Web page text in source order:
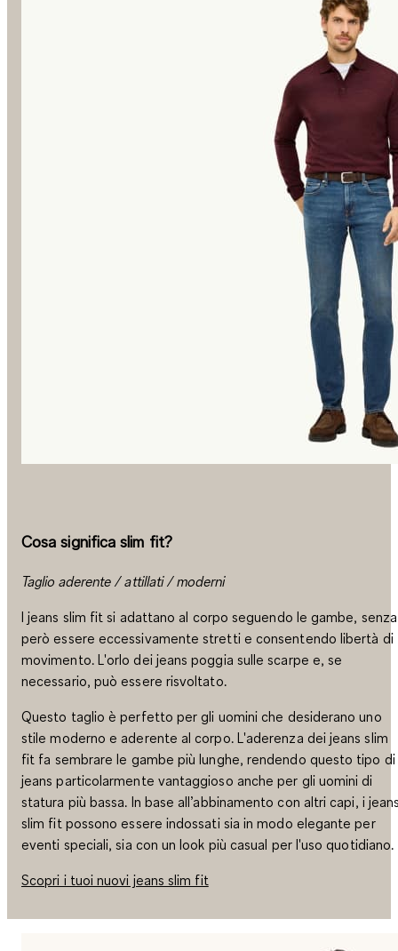
Cosa significa slim fit?
Taglio aderente / attillati / moderni
I jeans slim fit si adattano al corpo seguendo le gambe, senza
però essere eccessivamente stretti e consentendo libertà di
movimento. L'orlo dei jeans poggia sulle scarpe e, se
necessario, può essere risvoltato.
Questo taglio è perfetto per gli uomini che desiderano uno
stile moderno e aderente al corpo. L'aderenza dei jeans slim
fit fa sembrare le gambe più lunghe, rendendo questo tipo di
jeans particolarmente vantaggioso anche per gli uomini di
statura più bassa. In base all’abbinamento con altri capi, i
slim fit possono essere indossati sia in modo elegante per
eventi speciali, sia con un look più casual per l'uso quotidiano.
Scopri i tuoi nuovi jeans slim fit